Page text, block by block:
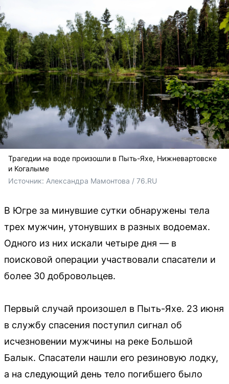
Трагедии на воде произошли в Пыть-Яхе, Нижневартовске
и Когалыме
Источник: Александра Мамонтова / 76.RU
В Югре за минувшие сутки обнаружены тела
трех мужчин, утонувших в разных водоемах.
Одного из них искали четыре дня — в
поисковой операции участвовали спасатели и
более 30 добровольцев.
Первый случай произошел в Пыть-Яхе. 23 июня
в службу спасения поступил сигнал об
исчезновении мужчины на реке Большой
Балык. Спасатели нашли его резиновую лодку,
а на следующий день тело погибшего было